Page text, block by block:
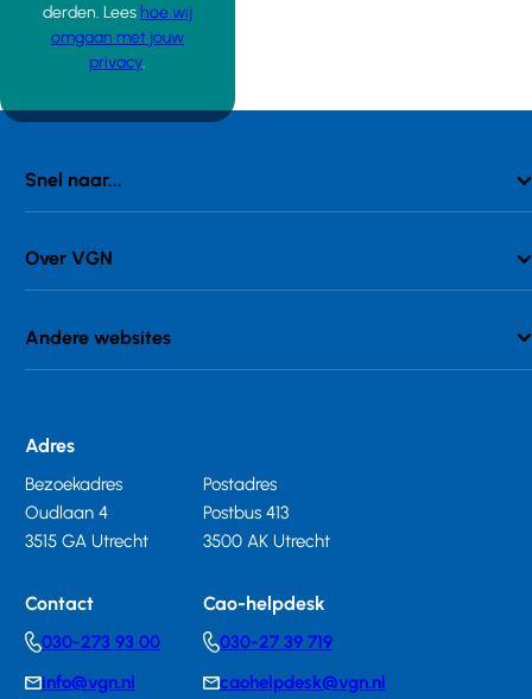
derden. Lees hoe wij
omgaan met jouw
privacy.
Snel naar...
Over VGN
Andere websites
Adres
Bezoekadres
Oudlaan 4
3515 GA Utrecht
Postadres
Postbus 413
3500 AK Utrecht
Contact
Telephonenumber
030-273 93 00
E-info@vgn.nl
Cao-helpdesk
Telephonenumber
030-27 39 719
E-caohelpdesk@vgn.nl